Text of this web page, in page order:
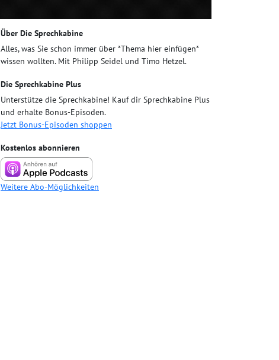
Über Die Sprechkabine
Alles, was Sie schon immer über *Thema hier einfügen*
wissen wollten. Mit Philipp Seidel und Timo Hetzel.
Die Sprechkabine Plus
Unterstütze die Sprechkabine! Kauf dir Sprechkabine Plus
und erhalte Bonus-Episoden.
Jetzt Bonus-Episoden shoppen
Kostenlos abonnieren
Weitere Abo-Möglichkeiten